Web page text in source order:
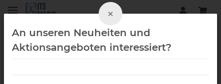
Shin Lim (Downloads)
×
An unseren Neuheiten und
Aktionsangeboten interessiert?